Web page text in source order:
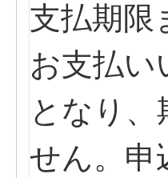
支払期限
お支払い
となり
せん。申